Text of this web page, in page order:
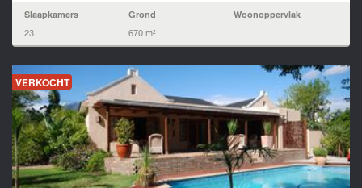
Slaapkamers
23
Grond
670 m²
Woonoppervlak
VERKOCHT